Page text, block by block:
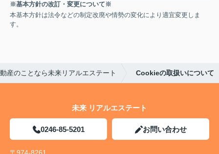
※基本方針の改訂・変更について※
本基本方針は法令などの制定改廃や情勢の変化により適宜変更しま
す。
産のことなら未来リアルエステート Cookieの取扱いについて
未来 リアルエステート
0246-85-5201 お問い合わせ